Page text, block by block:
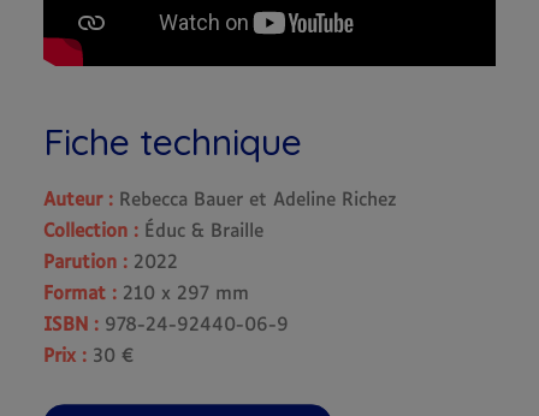
Fiche technique
Auteur : Rebecca Bauer et Adeline Richez
Collection : Éduc & Braille
Parution : 2022
Format : 210 x 297 mm
ISBN : 978-24-92440-06-9
Prix : 30 €